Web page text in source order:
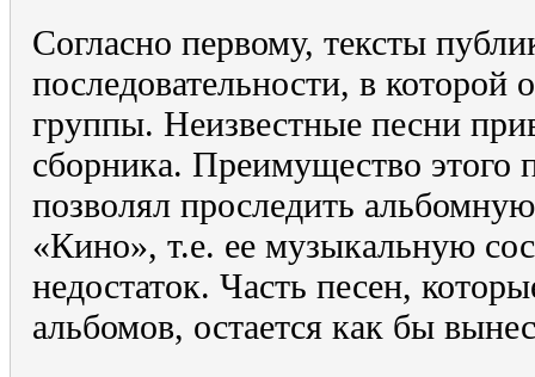
Согласно первому, тексты
последовательности, в
группы. Неизвестные песни
сборника. Преимущество этого
позволял проследить
«Кино», т.е. ее музыкальную
недостаток. Часть песен,
альбомов, остается как бы